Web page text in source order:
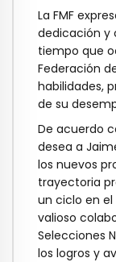
La FMF
dedicación y
tiempo que
Federación
habilidades,
de su
De acuerdo
desea a
los nuevos
trayectoria
un ciclo en
valioso
Selecciones
los logros y